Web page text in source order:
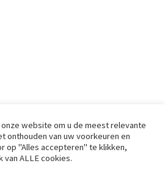
website om u de meest relevante
onthouden van uw voorkeuren en
op "Alles accepteren" te klikken,
van ALLE cookies.